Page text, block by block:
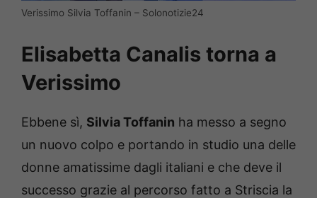
Verissimo Silvia Toffanin – Solonotizie24
Elisabetta Canalis torna a
Verissimo
Ebbene sì, Silvia Toffanin ha messo a segno
un nuovo colpo e portando in studio una delle
donne amatissime dagli italiani e che deve il
successo grazie al percorso fatto a Striscia la